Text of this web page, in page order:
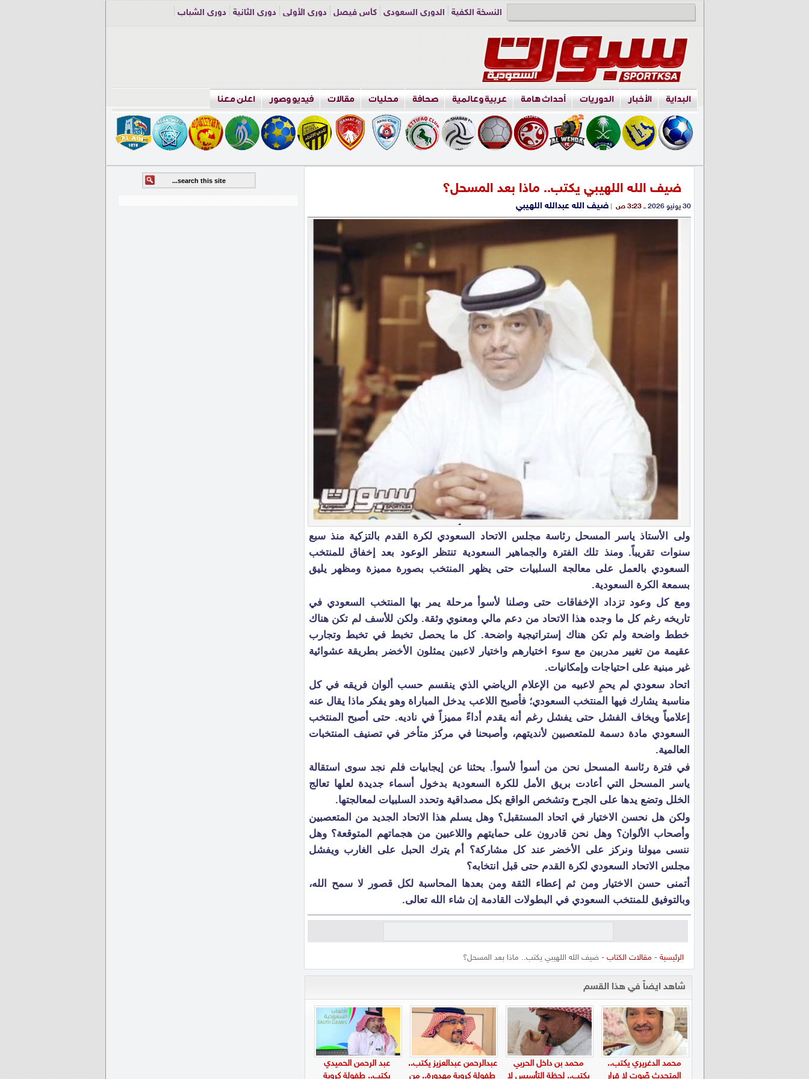
النسخة الكفية الدوري السعودي كأس فيصل دوري الأولى دوري الثانية
دوري الشباب
البداية الأخبار الدوريات أحداث هامة عربية وعالمية صحافة محليات مقالات فيديو وصور اعلن معنا
ضيف الله اللهيبي يكتب.. ماذا بعد المسحل؟
30 يونيو 2026 ــ 3:23 ص |ضيف الله عبدالله اللهيبي
ولى الأستاذ ياسر المسحل رئاسة مجلس الاتحاد السعودي لكرة القدم بالتزكية منذ سبع
سنوات تقريباً. ومنذ تلك الفترة والجماهير السعودية تنتظر الوعود بعد إخفاق للمنتخب
السعودي بالعمل على معالجة السلبيات حتى يظهر المنتخب بصورة مميزة ومظهر يليق
بسمعة الكرة السعودية.
ومع كل وعود تزداد الإخفاقات حتى وصلنا لأسوأ مرحلة يمر بها المنتخب السعودي في
تاريخه رغم كل ما وجده هذا الاتحاد من دعم مالي ومعنوي وثقة. ولكن للأسف لم تكن هناك
خطط واضحة ولم تكن هناك إستراتيجية واضحة. كل ما يحصل تخبط في تخبط وتجارب
عقيمة من تغيير مدربين مع سوء اختيارهم واختيار لاعبين يمثلون الأخضر بطريقة عشوائية
غير مبنية على احتياجات وإمكانيات.
اتحاد سعودي لم يحمِ لاعبيه من الإعلام الرياضي الذي ينقسم حسب ألوان فريقه في كل
مناسبة يشارك فيها المنتخب السعودي؛ فأصبح اللاعب يدخل المباراة وهو يفكر ماذا يقال عنه
إعلامياً ويخاف الفشل حتى يفشل رغم أنه يقدم أداءً مميزاً في ناديه. حتى أصبح المنتخب
السعودي مادة دسمة للمتعصبين لأنديتهم، وأصبحنا في مركز متأخر في تصنيف المنتخبات
العالمية.
في فترة رئاسة المسحل نحن من أسوأ لأسوأ. بحثنا عن إيجابيات فلم نجد سوى استقالة
ياسر المسحل التي أعادت بريق الأمل للكرة السعودية بدخول أسماء جديدة لعلها تعالج
الخلل وتضع يدها على الجرح وتشخص الواقع بكل مصداقية وتحدد السلبيات لمعالجتها.
ولكن هل نحسن الاختيار في اتحاد المستقبل؟ وهل يسلم هذا الاتحاد الجديد من المتعصبين
وأصحاب الألوان؟ وهل نحن قادرون على حمايتهم واللاعبين من هجماتهم المتوقعة؟ وهل
ننسى ميولنا ونركز على الأخضر عند كل مشاركة؟ أم يترك الحبل على الغارب ويفشل
مجلس الاتحاد السعودي لكرة القدم حتى قبل انتخابه؟
أتمنى حسن الاختيار ومن ثم إعطاء الثقة ومن بعدها المحاسبة لكل قصور لا سمح الله،
وبالتوفيق للمنتخب السعودي في البطولات القادمة إن شاء الله تعالى.
الرئيسية - مقالات الكتاب - ضيف الله اللهيبي يكتب.. ماذا بعد المسحل؟
شاهد ايضاً في هذا القسم
محمد الدغريري يكتب..
المتحدث صّوت لا قرار
محمد بن داخل الحربي
يكتب.. لحظة التأسيس لا
عبدالرحمن عبدالعزيز يكتب..
طفولة كروية مهدورة.. من
عبد الرحمن الحميدي
يكتب.. طفولة كروية